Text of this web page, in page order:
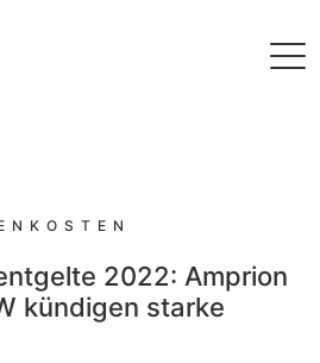
2022: Amprion
kündigen starke